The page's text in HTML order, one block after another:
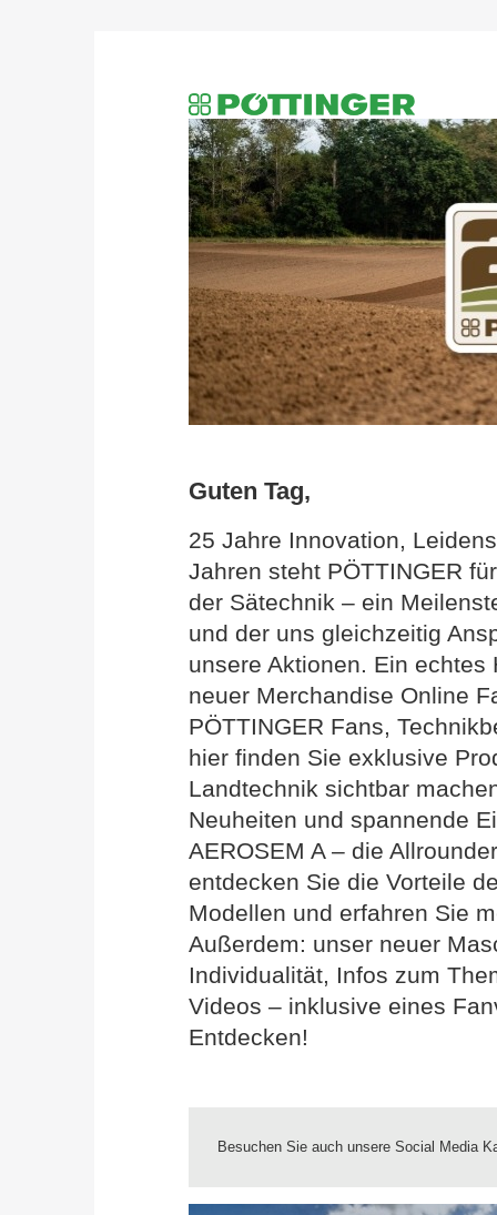
Guten Tag,
25 Jahre Innovation,
Jahren steht PÖTTINGER
der Sätechnik – ein
und der uns gleichzeitig
unsere Aktionen. Ein
neuer Merchandise Online
PÖTTINGER Fans,
hier finden Sie exklusive
Landtechnik sichtbar
Neuheiten und spannende
AEROSEM A – die
entdecken Sie die Vorteile
Modellen und erfahren Sie
Außerdem: unser neuer
Individualität, Infos zum
Videos – inklusive eines
Entdecken!
Besuchen Sie auch unsere Social Media